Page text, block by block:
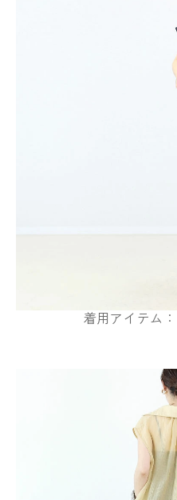
着用アイテム：